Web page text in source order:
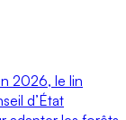
2026, le lin
d’État